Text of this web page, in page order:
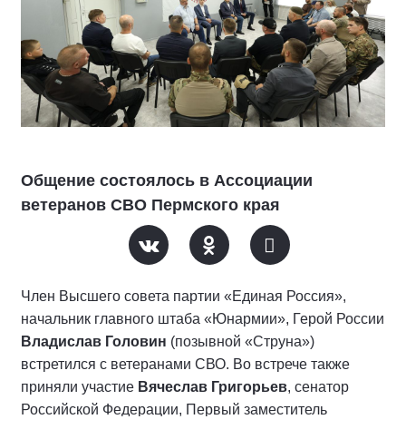
Общение состоялось в Ассоциации
ветеранов СВО Пермского края
Член Высшего совета партии «Единая Россия»,
начальник главного штаба «Юнармии», Герой России
Владислав Головин (позывной «Струна»)
встретился с ветеранами СВО. Во встрече также
приняли участие Вячеслав Григорьев, сенатор
Российской Федерации, Первый заместитель